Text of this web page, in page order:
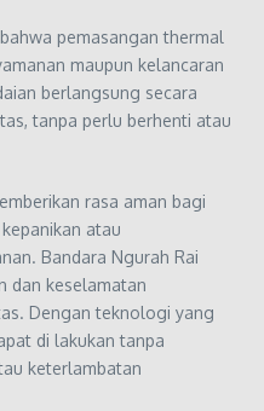
pemasangan thermal
maupun kelancaran
berlangsung secara
tanpa perlu berhenti atau
rasa aman bagi
atau
Bandara Ngurah Rai
dan keselamatan
Dengan teknologi yang
di lakukan tanpa
keterlambatan